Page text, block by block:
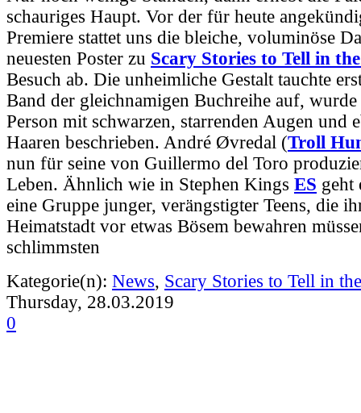
schauriges Haupt. Vor der für heute
Premiere stattet uns die bleiche, voluminöse
neuesten Poster zu Scary Stories to Tell in
Besuch ab. Die unheimliche Gestalt tauchte
Band der gleichnamigen Buchreihe auf,
Person mit schwarzen, starrenden Augen und
Haaren beschrieben. André Øvredal (Troll
nun für seine von Guillermo del Toro
Leben. Ähnlich wie in Stephen Kings ES geht
eine Gruppe junger, verängstigter Teens, die
Heimatstadt vor etwas Bösem bewahren
schlimmsten
Kategorie(n): News, Scary Stories to Tell in
Thursday, 28.03.2019
0